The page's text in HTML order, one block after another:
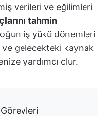
verileri ve eğilimleri
tahmin
iş yükü dönemleri
ve gelecekteki kaynak
yardımcı olur.
Görevleri